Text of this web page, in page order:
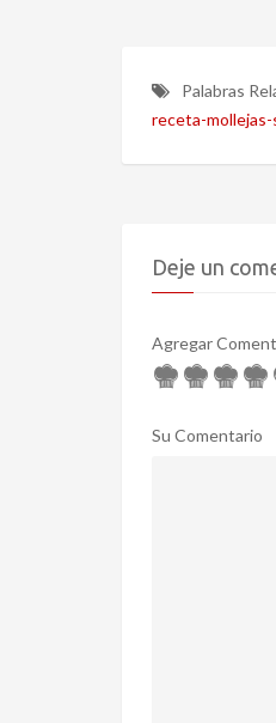
Palabras
receta-mollejas-
Deje un
Agregar
Su Comentario